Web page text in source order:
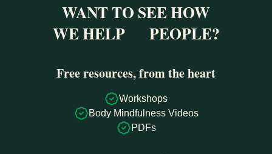
WANT TO SEE HOW
WE HELP
PEOPLE?
Free resources, from the heart
Workshops
Body Mindfulness Videos
PDFs